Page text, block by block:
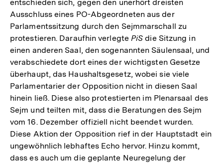
entschieden sich, gegen den unerhört dreisten
Ausschluss eines PO-Abgeordneten aus der
Parlamentssitzung durch den Sejmmarschall zu
protestieren. Daraufhin verlegte PiS die Sitzung in
einen anderen Saal, den sogenannten Säulensaal, und
verabschiedete dort eines der wichtigsten Gesetze
überhaupt, das Haushaltsgesetz, wobei sie viele
Parlamentarier der Opposition nicht in diesen Saal
hinein ließ. Diese also protestierten im Plenarsaal des
Sejm und teilten mit, dass die Beratungen des Sejm
vom 16. Dezember offiziell nicht beendet wurden.
Diese Aktion der Opposition rief in der Hauptstadt ein
ungewöhnlich lebhaftes Echo hervor. Hinzu kommt,
dass es auch um die geplante Neuregelung der